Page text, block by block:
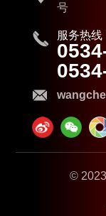
号
服务热线
©